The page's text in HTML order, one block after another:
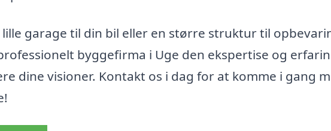
garage til din bil eller en større struktur til
byggefirma i Uge den ekspertise og
dine visioner. Kontakt os i dag for at komme i gang